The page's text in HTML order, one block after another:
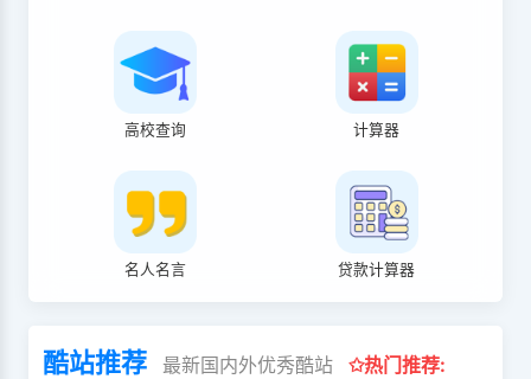
高校查询 计算器
名人名言 贷款计算器
酷站推荐 最新国内外优秀酷站
✩热门推荐: